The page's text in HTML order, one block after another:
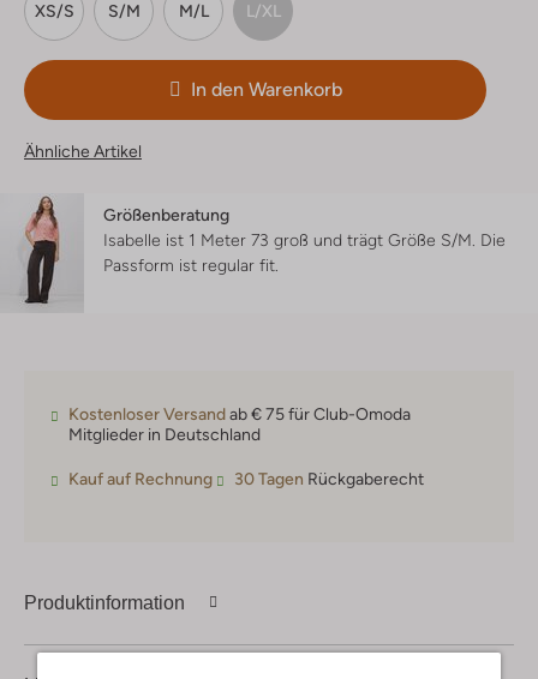
XS/S S/M M/L L/XL
In den Warenkorb
Ähnliche Artikel
Größenberatung
Isabelle ist 1 Meter 73 groß und trägt Größe S/M. Die
Passform ist regular fit
Kostenloser Versandab € 75 für Club-Omoda
Mitglieder in Deutschland
Kauf auf Rechnung 30 Tagen Rückgaberecht
Produktinformation